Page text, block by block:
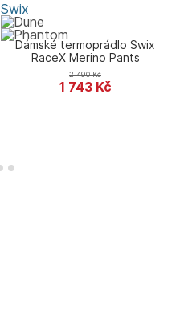
Swix
Dámské termoprádlo Swix
RaceX Merino Pants
1 743 Kč
2 490Kč